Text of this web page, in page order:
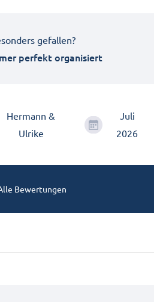
gefallen?
perfekt organisiert
Hermann &
Ulrike
Juli
2026
Bewertungen